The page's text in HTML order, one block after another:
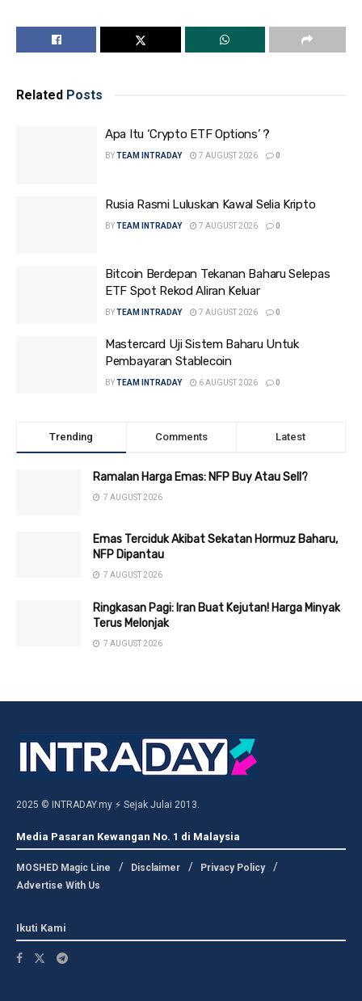
Related Posts
Apa Itu ‘Crypto ETF Options’ ?
BYTEAM INTRADAY 7 AUGUST 2026 0
Rusia Rasmi Luluskan Kawal Selia Kripto
BYTEAM INTRADAY 7 AUGUST 2026 0
Bitcoin Berdepan Tekanan Baharu Selepas
ETF Spot Rekod Aliran Keluar
BYTEAM INTRADAY 7 AUGUST 2026 0
Mastercard Uji Sistem Baharu Untuk
Pembayaran Stablecoin
BYTEAM INTRADAY 6 AUGUST 2026 0
Trending Comments Latest
Ramalan Harga Emas: NFP Buy Atau Sell?
7 AUGUST 2026
Emas Terciduk Akibat Sekatan Hormuz Baharu,
NFP Dipantau
7 AUGUST 2026
Ringkasan Pagi: Iran Buat Kejutan! Harga Minyak
Terus Melonjak
7 AUGUST 2026
2025 © INTRADAY.my ⚡ Sejak Julai 2013.
Media Pasaran Kewangan No. 1 di Malaysia
MOSHED Magic Line Disclaimer
Privacy Policy
Advertise With Us
Ikuti Kami